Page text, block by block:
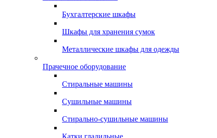
Бухгалтерские шкафы
Шкафы для хранения сумок
Металлические шкафы для одежды
Прачечное оборудование
Стиральные машины
Сушильные машины
Стирально-сушильные машины
Катки гладильные